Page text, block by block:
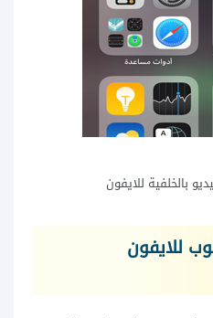
بالخلفية للايفون
للايفون